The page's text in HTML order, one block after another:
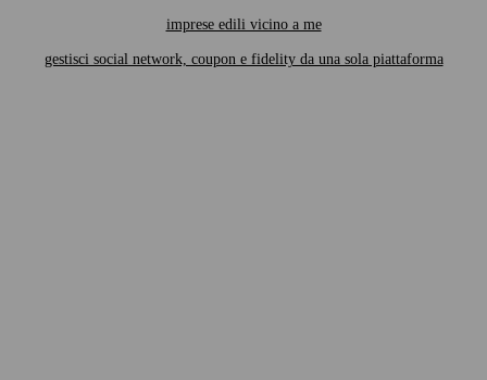
imprese edili vicino a me
gestisci social network, coupon e fidelity da una sola piattaforma